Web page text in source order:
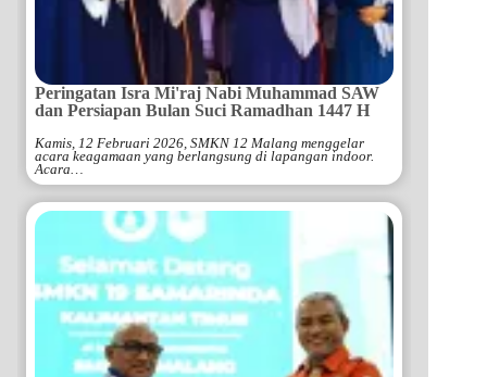
Peringatan Isra Mi'raj Nabi Muhammad SAW
dan Persiapan Bulan Suci Ramadhan 1447 H
Kamis, 12 Februari 2026, SMKN 12 Malang menggelar
acara keagamaan yang berlangsung di lapangan indoor.
Acara…